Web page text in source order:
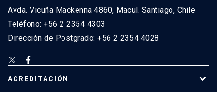
Avda. Vicuña Mackenna 4860, Macul. Santiago, Chile
Teléfono: +56 2 2354 4303
Dirección de Postgrado: +56 2 2354 4028
ACREDITACIÓN